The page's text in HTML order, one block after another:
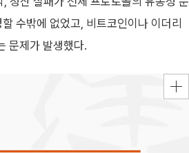
수밖에 없었고, 비트코인이나 이더리
문제가 발생했다.